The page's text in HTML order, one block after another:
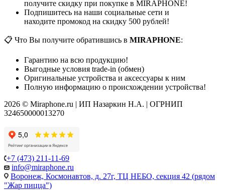
получите скидку при покупке в MIRAPHONE!
Подпишитесь на наши социальные сети и
находите промокод на скидку 500 рублей!
📋 Что Вы получите обратившись в MIRAPHONE:
Гарантию на всю продукцию!
Выгодные условия trade-in (обмен)
Оригинальные устройства и аксессуары к ним
Полную информацию о происхождении устройства!
2026 © Miraphone.ru | ИП Назаркин Н.А. | ОГРНИП
324650000013270
+7 (473) 211-11-69
info@miraphone.ru
Воронеж, Космонавтов, д. 27г, ТЦ НЕБО, секция 42 (рядом
"Жар пицца")